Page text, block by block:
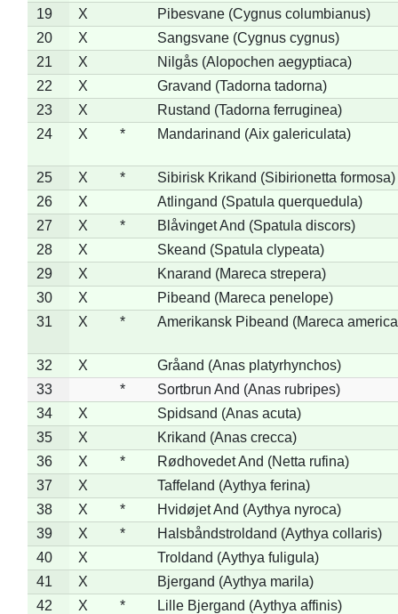
19
X
Pibesvane (Cygnus columbianus)
20
X
Sangsvane (Cygnus cygnus)
21
X
Nilgås (Alopochen aegyptiaca)
22
X
Gravand (Tadorna tadorna)
23
X
Rustand (Tadorna ferruginea)
24
X * Mandarinand (Aix galericulata)
25 X *
Sibirisk Krikand (Sibirionetta formosa)
26
X
Atlingand (Spatula querquedula)
27
X *
Blåvinget And (Spatula discors)
28
X
Skeand (Spatula clypeata)
29
X
Knarand (Mareca strepera)
30
X
Pibeand (Mareca penelope)
31
X * Amerikansk Pibeand (Mareca
32 X
Gråand (Anas platyrhynchos)
33
*
Sortbrun And (Anas rubripes)
34
X
Spidsand (Anas acuta)
35
X
Krikand (Anas crecca)
36
X *
Rødhovedet And (Netta rufina)
37
X
Taffeland (Aythya ferina)
38
X *
Hvidøjet And (Aythya nyroca)
39
X *
Halsbåndstroldand (Aythya collaris)
40
X
Troldand (Aythya fuligula)
41
X
Bjergand (Aythya marila)
42
X *
Lille Bjergand (Aythya affinis)